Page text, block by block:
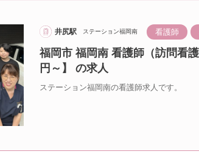
井尻駅 ステーション福岡南 看護師
福岡市 福岡南 看護師（訪問看
円～】 の求人
ステーション福岡南の看護師求人です。